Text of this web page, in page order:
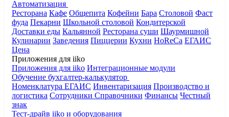
Автоматизация
Ресторана Кафе Общепита Кофейни Бара Столовой Фаст
фуда Пекарни Школьной столовой Кондитерской
Доставки еды Кальянной Ресторана суши Шаурмишной
Кулинарии Заведения Пиццерии Кухни HoReCa ЕГАИС
Цена
Приложения для iiko
Приложения для iiko Интеграционные модули
Обучение бухгалтер-калькулятор
Номенклатура ЕГАИС Инвентаризация Производство и
логистика Сотрудники Справочники Финансы Честный
знак
Тест-драйв iiko и оборудования